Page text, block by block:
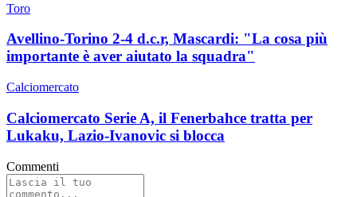
Toro
Avellino-Torino 2-4 d.c.r, Mascardi: "La cosa più
importante è aver aiutato la squadra"
Calciomercato
Calciomercato Serie A, il Fenerbahce tratta per
Lukaku, Lazio-Ivanovic si blocca
Commenti